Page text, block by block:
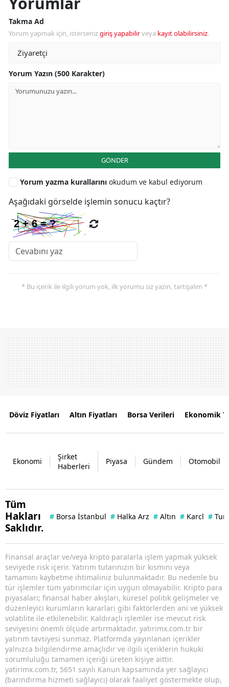
Takma Ad
Yorum yapmak için, istersenizgiriş yapabilirveya kayıt olabilirsiniz.
Yorum Yazın (500 Karakter)
GÖNDER
Yorum yazma kurallarını okudum ve kabul ediyorum
Aşağıdaki görselde işlemin sonucu kaçtır?
* Bu içerik ile ilgili yorum yok, ilk yorumu siz yazın, tartışalım *
Döviz Fiyatları Altın Fiyatları Borsa Verileri Ekonomik
Ekonomi
Şirket
Haberleri
Piyasa Gündem Otomobil
Tüm
Hakları
Saklıdır.
# Borsa İstanbul # Halka Arz # Altın # Karcl #
Finansal araçlar ve/veya kripto paralarla işlem yapmak yüksek
seviyede risk içerir. Yatırım tutarınızın bir kısmını veya
tamamını kaybetme ihtimaliniz bulunmaktadır. Bu nedenle bu
tür işlemler tüm yatırımcılar için uygun olmayabilir. Kripto para
piyasaları; finansal haber akışları, küresel politik gelişmeler ve
düzenleyici kurumların kararları gibi faktörlerden ani ve yüksek
volatilite ile etkilenebilir. Kaldıraçlı işlemler ise mevcut risk
seviyesini önemli ölçüde artırmaktadır. yatirimx.com.tr bir
yatırım tavsiyesi sunmaz. Platformda yayınlanan içerikler
yalnızca bilgilendirme amaçlıdır ve ilgili içeriklerin hukuki
sorumluluğu tamamen içeriği üreten kişiye aittir.
yatirimx.com.tr, 5651 sayılı Kanun kapsamında yer sağlayıcı
(barındırma hizmeti sağlayıcı) olarak faaliyet göstermekte olup,